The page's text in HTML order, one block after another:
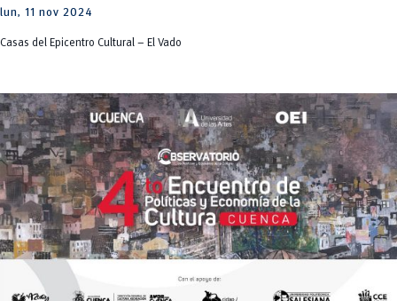
lun, 11 nov 2024
Casas del Epicentro Cultural – El Vado